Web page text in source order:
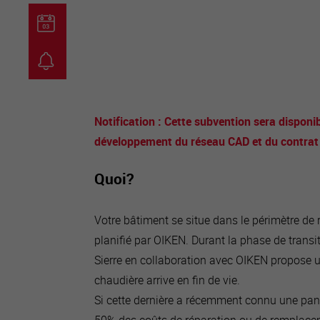
Notification : Cette subvention sera
développement du réseau CAD et du
Quoi?
Votre bâtiment se situe dans le périmètre
planifié par OIKEN. Durant la phase de
Sierre en collaboration avec OIKEN
chaudière arrive en fin de vie.
Si cette dernière a récemment connu une